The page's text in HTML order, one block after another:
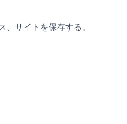
サイトを保存する。